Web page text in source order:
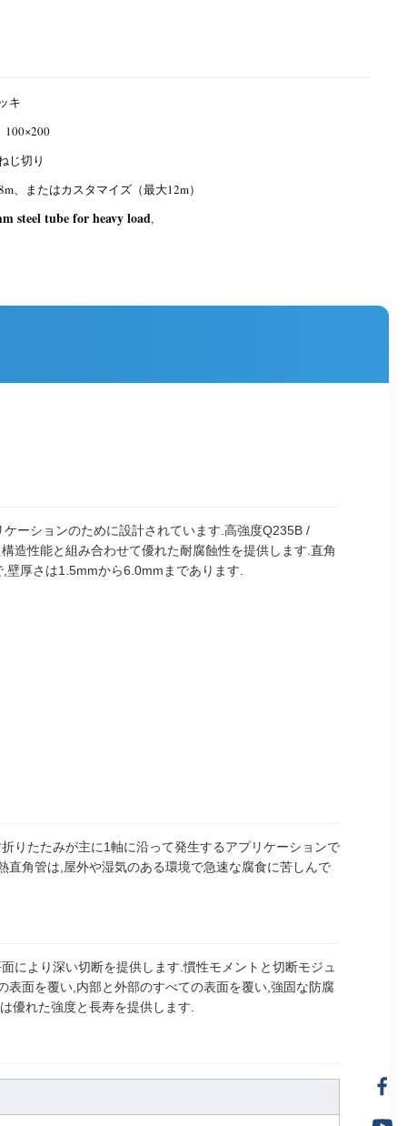
キ
100×200
じ切り
、またはカスタマイズ（最大12m）
steel tube for heavy load,
ーションのために設計されています.高強度Q235B /
造性能と組み合わせて優れた耐腐蝕性を提供します.直角
厚さは1.5mmから6.0mmまであります.
りたたみが主に1軸に沿って発生するアプリケーションで
角管は,屋外や湿気のある環境で急速な腐食に苦しんで
により深い切断を提供します.慣性モメントと切断モジュ
面を覆い,内部と外部のすべての表面を覆い,強固な防腐
優れた強度と長寿を提供します.